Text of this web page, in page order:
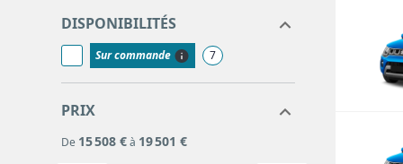
DISPONIBILITÉS
Sur commande 7
PRIX
De 15 508 €à 19 501 €